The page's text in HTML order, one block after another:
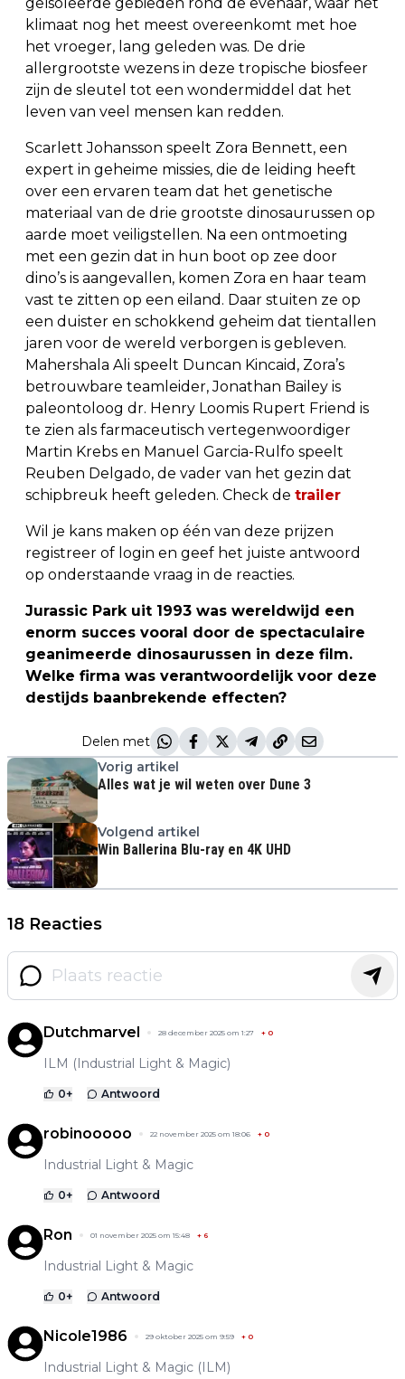
geïsoleerde gebieden rond de evenaar, waar het
klimaat nog het meest overeenkomt met hoe
het vroeger, lang geleden was. De drie
allergrootste wezens in deze tropische biosfeer
zijn de sleutel tot een wondermiddel dat het
leven van veel mensen kan redden.
Scarlett Johansson speelt Zora Bennett, een
expert in geheime missies, die de leiding heeft
over een ervaren team dat het genetische
materiaal van de drie grootste dinosaurussen op
aarde moet veiligstellen. Na een ontmoeting
met een gezin dat in hun boot op zee door
dino’s is aangevallen, komen Zora en haar team
vast te zitten op een eiland. Daar stuiten ze op
een duister en schokkend geheim dat tientallen
jaren voor de wereld verborgen is gebleven.
Mahershala Ali speelt Duncan Kincaid, Zora’s
betrouwbare teamleider, Jonathan Bailey is
paleontoloog dr. Henry Loomis Rupert Friend is
te zien als farmaceutisch vertegenwoordiger
Martin Krebs en Manuel Garcia-Rulfo speelt
Reuben Delgado, de vader van het gezin dat
schipbreuk heeft geleden. Check de trailer
Wil je kans maken op één van deze prijzen
registreer of login en geef het juiste antwoord
op onderstaande vraag in de reacties.
Jurassic Park uit 1993 was wereldwijd een
enorm succes vooral door de spectaculaire
geanimeerde dinosaurussen in deze film.
Welke firma was verantwoordelijk voor deze
destijds baanbrekende effecten?
Delen met
Vorig artikel
Alles wat je wil weten over Dune 3
Volgend artikel
Win Ballerina Blu-ray en 4K UHD
18 Reacties
Dutchmarvel 28 december 2025 om 1:27 + 0
ILM (Industrial Light & Magic)
0+ Antwoord
robinooooo 22 november 2025 om 18:06 + 0
Industrial Light & Magic
0+ Antwoord
Ron 01 november 2025 om 15:48 + 6
Industrial Light & Magic
0+ Antwoord
Nicole1986 29 oktober 2025 om 9:59 + 0
Industrial Light & Magic (ILM)